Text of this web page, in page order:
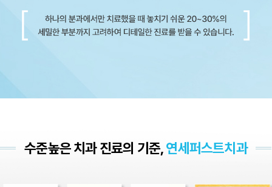
수준높은 치과 진료의 기준,연세퍼스트치과